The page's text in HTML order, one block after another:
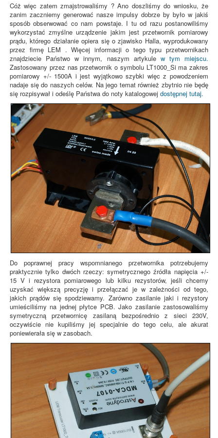
Cóż więc zatem zmajstrowaliśmy ? Ano doszliśmy do wniosku, że
zanim zaczniemy generować nasze impulsy dobrze by było w jakiś
sposób obserwować co nam powstaje. I tu od razu postanowiliśmy
wykorzystać zmyślne urządzenie jakim jest przetwornik pomiarowy
prądu, którego działanie opiera się o zjawisko Halla, wyprodukowany
przez firmę LEM . Więcej informacji o tego typu przetwornikach
znajdziecie Państwo w innym, naszym artykule w tym miejscu.
Zastosowany przez nas przetwornik o symbolu LT1000_Si ma zakres
pomiarowy +/- 1500A i jest wyjątkowo szybki więc z powodzeniem
nadaje się do naszych celów. Na jego temat również zbytnio nie będę
się rozpisywał i odeślę Państwa do noty katalogowej dostępnej tutaj.
Do poprawnej pracy wspomnianego przetwornika potrzebujemy
praktycznie tylko dwóch rzeczy: symetrycznego źródła napięcia +/-
15 V i rezystora pomiarowego lub kilku rezystorów, jeśli chcemy
uzyskać większą precyzję i przełączać je w zależności od tego,
jakich prądów się spodziewamy. Zarówno zasilanie jaki i rezystory
umieściliśmy na jednej płytce PCB. Jako zasilanie zastosowaliśmy
symetryczną przetwornicę zasilaną bezpośrednio z sieci 230V,
oczywiście nie kupiliśmy jej specjalnie do tego celu, ale akurat
poniewierała się w zasobach.